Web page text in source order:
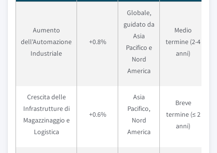
Aumento
dell'Automazione
Industriale
+0.8%
Globale,
guidato da
Asia
Pacifico e
Nord
America
Medio
termine (2-4
anni)
Crescita delle
Infrastrutture di
Magazzinaggio e
Logistica
+0.6%
Asia
Pacifico,
Nord
America
Breve
termine (≤ 2
anni)